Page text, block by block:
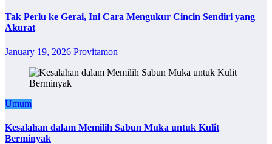
Tak Perlu ke Gerai, Ini Cara Mengukur Cincin Sendiri yang
Akurat
January 19, 2026 Provitamon
Umum
Kesalahan dalam Memilih Sabun Muka untuk Kulit
Berminyak